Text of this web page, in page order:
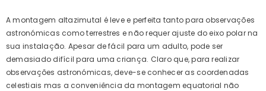
A montagem altazimutal é leve e perfeita tanto para observações
astronómicas como terrestres e não requer ajuste do eixo polar na
sua instalação. Apesar de fácil para um adulto, pode ser
demasiado difícil para uma criança. Claro que, para realizar
observações astronómicas, deve-se conhecer as coordenadas
celestiais mas a conveniência da montagem equatorial não